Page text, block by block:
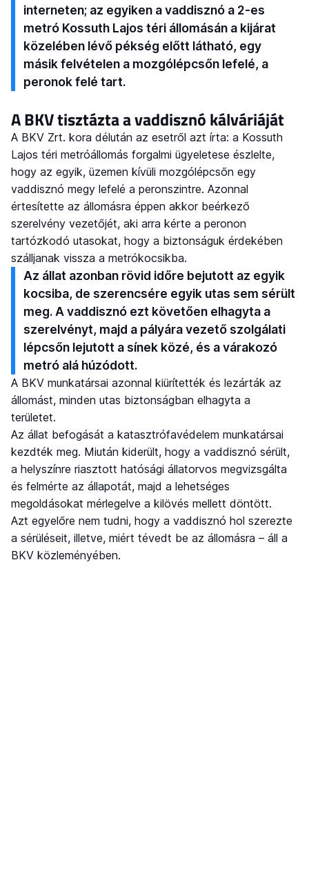
interneten; az egyiken a vaddisznó a 2-es
metró Kossuth Lajos téri állomásán a kijárat
közelében lévő pékség előtt látható, egy
másik felvételen a mozgólépcsőn lefelé, a
peronok felé tart.
A BKV tisztázta a vaddisznó kálváriáját
A BKV Zrt. kora délután az esetről azt írta: a Kossuth
Lajos téri metróállomás forgalmi ügyeletese észlelte,
hogy az egyik, üzemen kívüli mozgólépcsőn egy
vaddisznó megy lefelé a peronszintre. Azonnal
értesítette az állomásra éppen akkor beérkező
szerelvény vezetőjét, aki arra kérte a peronon
tartózkodó utasokat, hogy a biztonságuk érdekében
szálljanak vissza a metrókocsikba.
Az állat azonban rövid időre bejutott az egyik
kocsiba, de szerencsére egyik utas sem sérült
meg. A vaddisznó ezt követően elhagyta a
szerelvényt, majd a pályára vezető szolgálati
lépcsőn lejutott a sínek közé, és a várakozó
metró alá húzódott.
A BKV munkatársai azonnal kiürítették és lezárták az
állomást, minden utas biztonságban elhagyta a
területet.
Az állat befogását a katasztrófavédelem munkatársai
kezdték meg. Miután kiderült, hogy a vaddisznó sérült,
a helyszínre riasztott hatósági állatorvos megvizsgálta
és felmérte az állapotát, majd a lehetséges
megoldásokat mérlegelve a kilövés mellett döntött.
Azt egyelőre nem tudni, hogy a vaddisznó hol szerezte
a sérüléseit, illetve, miért tévedt be az állomásra – áll a
BKV közleményében.